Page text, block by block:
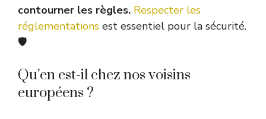
contourner les règles. Respecter les
réglementations est essentiel pour la sécurité.
🛡️
Qu’en est-il chez nos voisins
européens ?